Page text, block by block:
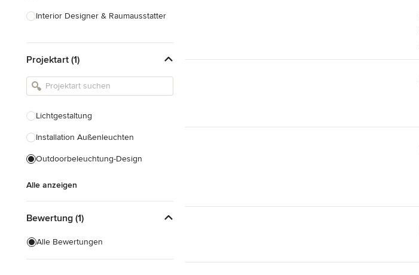
Interior Designer & Raumausstatter
Landschaftsarchitekten
Armaturen & Sanitärbedarf
Einbauschränke
Projektart (1)
Lichtgestaltung
Installation Außenleuchten
Outdoorbeleuchtung-Design
Alle anzeigen
Bewertung (1)
Alle Bewertungen